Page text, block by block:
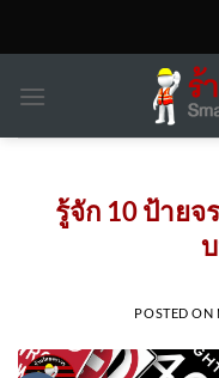
รู้จัก 10 ป้าย
POSTED ON